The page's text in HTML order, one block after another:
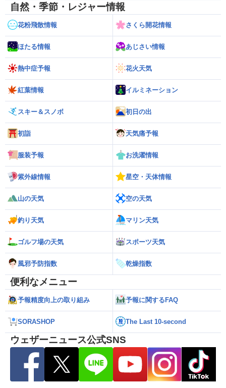
自然・季節・レジャー情報
花粉飛散情報 さくら開花情報
ほたる情報 あじさい情報
熱中症予報 花火天気
紅葉情報 イルミネーション
スキー＆スノボ 初日の出
初詣 天気痛予報
服装予報 お洗濯情報
紫外線情報 星空・天体情報
山の天気 空の天気
釣り天気 マリン天気
ゴルフ場の天気 スポーツ天気
風邪予防指数 乾燥指数
便利なメニュー
予報精度向上の取り組み 予報に関するFAQ
SORASHOP The Last 10-second
ウェザーニュース公式SNS